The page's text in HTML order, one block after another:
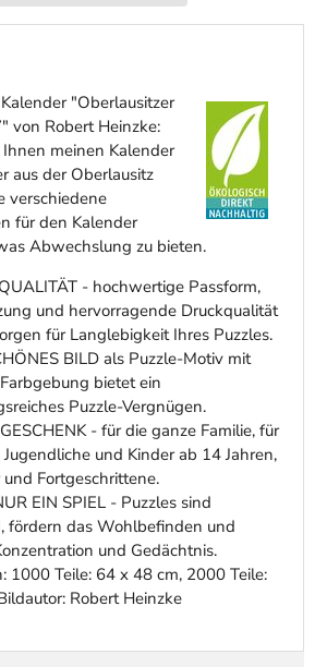
"Oberlausitzer
von Robert Heinzke:
meinen Kalender
aus der Oberlausitz
verschiedene
für den Kalender
Abwechslung zu bieten.
- hochwertige Passform,
und hervorragende Druckqualität
für Langlebigkeit Ihres Puzzles.
BILD als Puzzle-Motiv mit
bietet ein
Puzzle-Vergnügen.
- für die ganze Familie, für
und Kinder ab 14 Jahren,
Fortgeschrittene.
EIN SPIEL - Puzzles sind
fördern das Wohlbefinden und
und Gedächtnis.
1000 Teile: 64 x 48 cm, 2000 Teile:
Robert Heinzke